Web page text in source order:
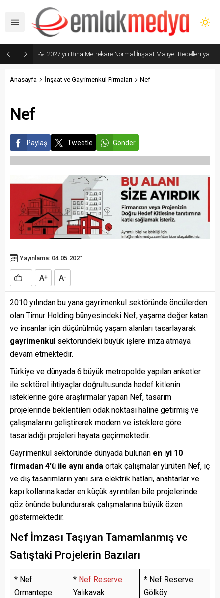
2027 yılı Bina Metrekare Normal İnşaat Maliyet Bedelleri yayımlandı
Anasayfa İnşaat ve Gayrimenkul Firmaları Nef
Nef
Paylaş Tweetle Gönder
Yayınlama: 04.05.2021
A+ A-
2010 yılından bu yana gayrimenkul sektöründe öncülerden
olan Timur Holding bünyesindeki Nef, yaşama değer katan
ve insanlar için düşünülmüş yaşam alanları tasarlayarak
gayrimenkul sektöründeki büyük işlere imza atmaya
devam etmektedir.
Türkiye ve dünyada 6 büyük metropolde yapılan anketler
ile sektörel ihtiyaçlar doğrultusunda hedef kitlenin
isteklerine göre araştırmalar yapan Nef, tasarım
projelerinde beklentileri odak noktası haline getirmiş ve
çalışmalarını geliştirerek modern ve isteklere göre
tasarladığı projeleri hayata geçirmektedir.
Gayrimenkul sektöründe dünyada bulunan en iyi 10
firmadan 4’ü ile aynı anda ortak çalışmalar yürüten Nef, iç
ve dış tasarımların yanı sıra elektrik hatları, anahtarlar ve
kapı kollarına kadar en küçük ayrıntıları bile projelerinde
göz önünde bulundurarak çalışmalarına büyük özen
göstermektedir.
Nef İmzası Taşıyan Tamamlanmış ve
Satıştaki Projelerin Bazıları
* Nef
Ormantepe
* Nef Reserve
Yalıkavak
* Nef Reserve
Gölköy